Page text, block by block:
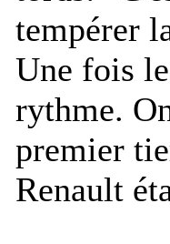
tempérer
Une fois
rythme.
premier
Renault